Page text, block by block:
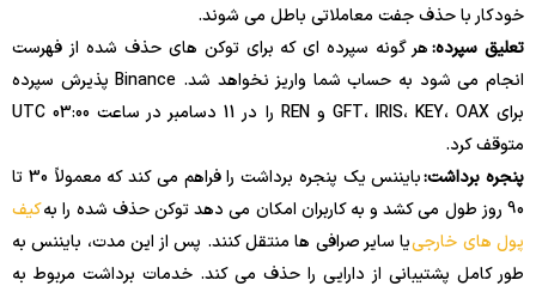
خودکار با حذف جفت معاملاتی باطل می شوند.
تعلیق سپرده:هر گونه سپرده ای که برای توکن های حذف شده از فهرست
انجام می شود به حساب شما واریز نخواهد شد. Binance پذیرش سپرده
برای GFT، IRIS، KEY، OAX و REN را در 11 دسامبر در ساعت 03:00 UTC
متوقف کرد.
پنجره برداشت:
بایننس یک پنجره برداشت را فراهم می کند که معمولاً 30 تا
90 روز طول می کشد و به کاربران امکان می دهد توکن حذف شده را به
کیف
پول های خارجییا سایر صرافی ها منتقل کنند. پس از این مدت، بایننس به
طور کامل پشتیبانی از دارایی را حذف می کند. خدمات برداشت مربوط به